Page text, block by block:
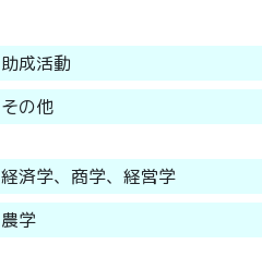
助成活動
その他
経済学、商学、経営学
農学